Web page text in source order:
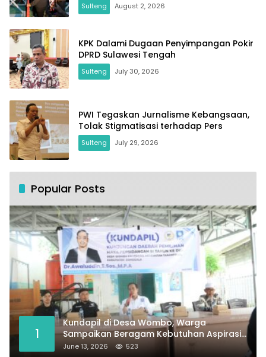
Sulteng August 2, 2026
KPK Dalami Dugaan Penyimpangan Pokir
DPRD Sulawesi Tengah
Sulteng July 30, 2026
PWI Tegaskan Jurnalisme Kebangsaan,
Tolak Stigmatisasi terhadap Pers
Sulteng July 29, 2026
Popular Posts
1
Kundapil di Desa Wombo, Warga
Sampaikan Beragam Kebutuhan Aspirasi
untuk Pembangunan Desa
June 13, 2026 523